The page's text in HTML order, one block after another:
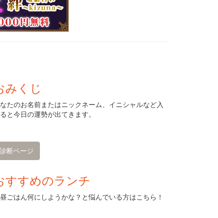
みくじ
たのお名前またはニックネーム、イニシャルなど入
と今日の運勢が出てきます。
診断ページ
すすめのランチ
ごはん何にしようかな？と悩んでいる方はこちら！